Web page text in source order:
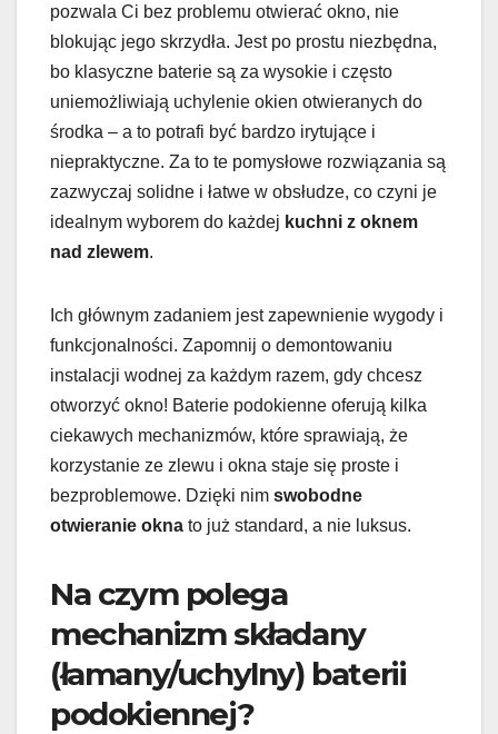
pozwala Ci bez problemu otwierać okno, nie
blokując jego skrzydła. Jest po prostu niezbędna,
bo klasyczne baterie są za wysokie i często
uniemożliwiają uchylenie okien otwieranych do
środka – a to potrafi być bardzo irytujące i
niepraktyczne. Za to te pomysłowe rozwiązania są
zazwyczaj solidne i łatwe w obsłudze, co czyni je
idealnym wyborem do każdej kuchni z oknem
nad zlewem.
Ich głównym zadaniem jest zapewnienie wygody i
funkcjonalności. Zapomnij o demontowaniu
instalacji wodnej za każdym razem, gdy chcesz
otworzyć okno! Baterie podokienne oferują kilka
ciekawych mechanizmów, które sprawiają, że
korzystanie ze zlewu i okna staje się proste i
bezproblemowe. Dzięki nim swobodne
otwieranie okna to już standard, a nie luksus.
Na czym polega
mechanizm składany
(łamany/uchylny) baterii
podokiennej?